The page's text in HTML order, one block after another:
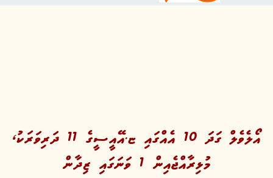
އޯލެވެލް ގަދަ 10 އެއްގައި ޏ.އޭއީސީގެ 11 ދަރިވަރަކު،
މުޅިރާއްޖެއިން 1 ވަނަގައި ޒިދާން